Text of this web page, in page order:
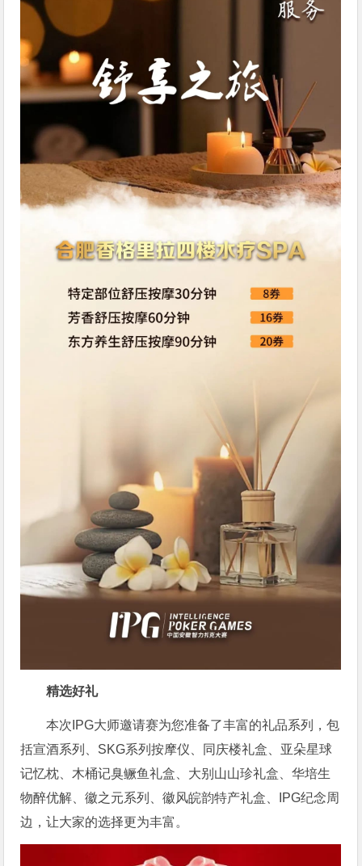
精选好礼
本次IPG大师邀请赛为您准备了丰富的礼品系列，包
括宣酒系列、SKG系列按摩仪、同庆楼礼盒、亚朵星球
记忆枕、木桶记臭鳜鱼礼盒、大别山山珍礼盒、华培生
物醉优解、徽之元系列、徽风皖韵特产礼盒、IPG纪念周
边，让大家的选择更为丰富。